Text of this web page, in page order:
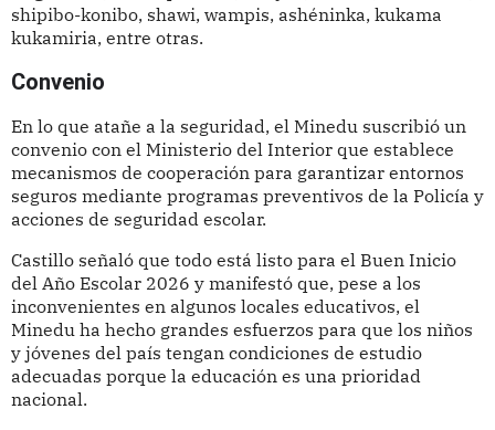
shipibo-konibo, shawi, wampis, ashéninka, kukama
kukamiria, entre otras.
Convenio
En lo que atañe a la seguridad, el Minedu suscribió un
convenio con el Ministerio del Interior que establece
mecanismos de cooperación para garantizar entornos
seguros mediante programas preventivos de la Policía y
acciones de seguridad escolar.
Castillo señaló que todo está listo para el Buen Inicio
del Año Escolar 2026 y manifestó que, pese a los
inconvenientes en algunos locales educativos, el
Minedu ha hecho grandes esfuerzos para que los niños
y jóvenes del país tengan condiciones de estudio
adecuadas porque la educación es una prioridad
nacional.